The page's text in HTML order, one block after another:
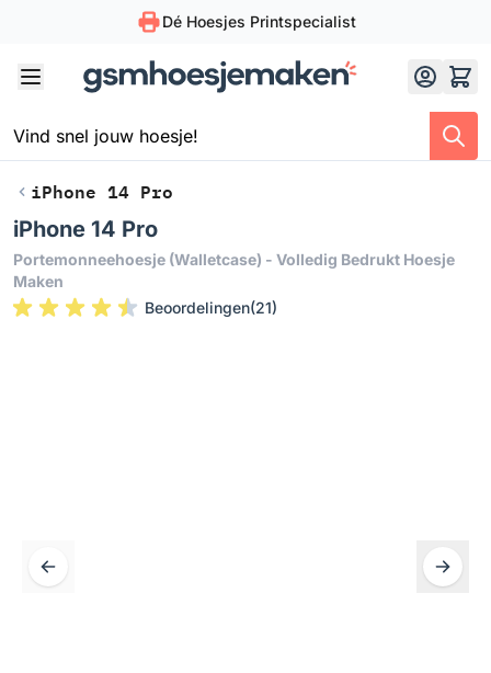
Dé Hoesjes Printspecialist
iPhone 14 Pro
iPhone 14 Pro
Portemonneehoesje (walletcase) - Volledig Bedrukt Hoesje
Maken
Beoordelingen(21)